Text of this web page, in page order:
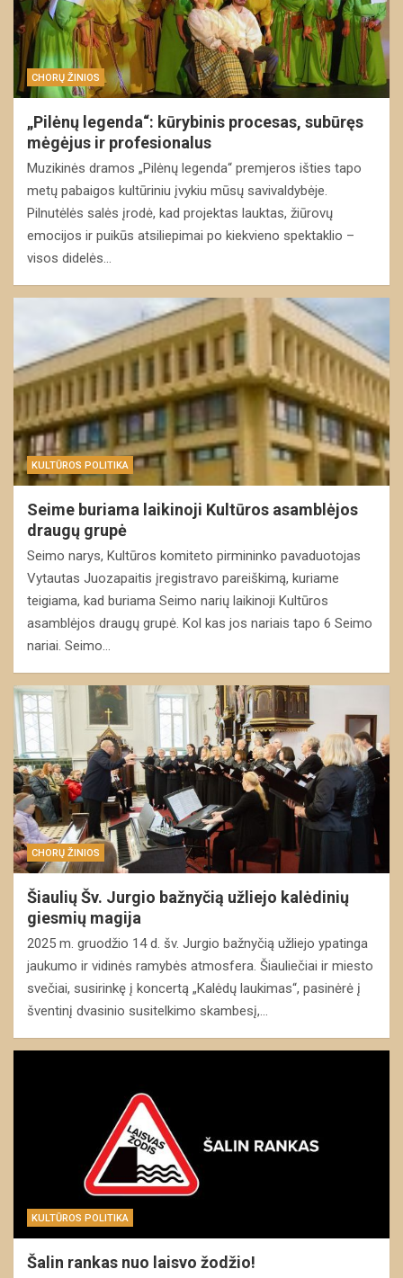
CHORŲ ŽINIOS
„Pilėnų legenda“: kūrybinis procesas, subūręs
mėgėjus ir profesionalus
Muzikinės dramos „Pilėnų legenda“ premjeros išties tapo
metų pabaigos kultūriniu įvykiu mūsų savivaldybėje.
Pilnutėlės salės įrodė, kad projektas lauktas, žiūrovų
emocijos ir puikūs atsiliepimai po kiekvieno spektaklio –
visos didelės…
KULTŪROS POLITIKA
Seime buriama laikinoji Kultūros asamblėjos
draugų grupė
Seimo narys, Kultūros komiteto pirmininko pavaduotojas
Vytautas Juozapaitis įregistravo pareiškimą, kuriame
teigiama, kad buriama Seimo narių laikinoji Kultūros
asamblėjos draugų grupė. Kol kas jos nariais tapo 6 Seimo
nariai. Seimo…
CHORŲ ŽINIOS
Šiaulių Šv. Jurgio bažnyčią užliejo kalėdinių
giesmių magija
2025 m. gruodžio 14 d. šv. Jurgio bažnyčią užliejo ypatinga
jaukumo ir vidinės ramybės atmosfera. Šiauliečiai ir miesto
svečiai, susirinkę į koncertą „Kalėdų laukimas“, pasinėrė į
šventinį dvasinio susitelkimo skambesį,…
KULTŪROS POLITIKA
Šalin rankas nuo laisvo žodžio!